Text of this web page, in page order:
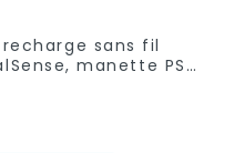
sans fil
manette PS5,